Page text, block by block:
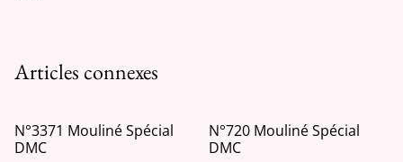
Articles connexes
N°3371 Mouliné Spécial
DMC
N°720 Mouliné Spécial
DMC